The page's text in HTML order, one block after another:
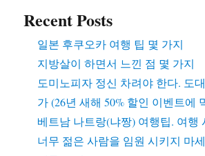
한
제
대
로
된
정
책
을
Recent Posts
일본 후쿠오카 여행 팁 몇 가지
지방살이 하면서 느낀 점 몇 가지
도미노피자 정신 차려야 한다. 도
가 (26년 새해 50% 할인 이벤트에
베트남 나트랑(냐짱) 여행팁. 여행
너무 젊은 사람을 임원 시키지 마